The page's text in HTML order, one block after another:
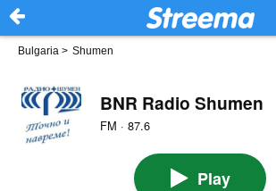
Bulgaria > Shumen
BNR Radio Shumen
FM · 87.6
Play